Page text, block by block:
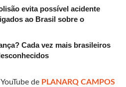
evita possível acidente
ao Brasil sobre o
Cada vez mais brasileiros
de PLANARQ CAMPOS